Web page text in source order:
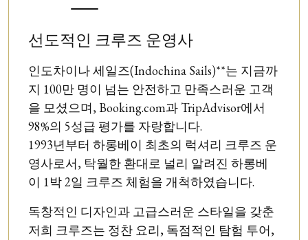
진 공간으로, 자연 원목 인테리어, 라커 마감, 그리
완성되어 있습니다. 선상에는 세계 각국의 요리를
제공하는 파인다이닝 레스토랑, 파노라마 뷰를 감
상할 수 있는 루프탑 바, 바다를 바라보며 여유를
즐길 수 있는 인피니티 풀, 그리고 선두에 위치한
미니 골프 코스까지 갖추어져 있습니다. 이 모든 시
설이 어우러져, 세상에서 가장 아름다운 해상 풍경
속에서 특별한 라이프스타일 경험을 선사합니다.
안목 높은 여행객에게 Indochine Grand는 예술, 문
셔리 항해를 제공합니다.
안전과 평온함을 최우선으로 합니다. 다층 구조의
안전 구난 시스템과 20년 이상의 해양 경험을 지닌
전문 승무원이 함께하며, 모든 항해가 안전하고 완
벽한 여정이 되도록 보장합니다.
선도적인 크루즈 운영사
인도차이나 세일즈(Indochina Sails)**는 지금까
지 100만 명이 넘는 안전하고 만족스러운 고객
을 모셨으며, Booking.com과 TripAdvisor에서
98%의 5성급 평가를 자랑합니다.
1993년부터 하롱베이 최초의 럭셔리 크루즈 운
영사로서, 탁월한 환대로 널리 알려진 하롱베
이 1박 2일 크루즈 체험을 개척하였습니다.
독창적인 디자인과 고급스러운 스타일을 갖춘
저희 크루즈는 정찬 요리, 독점적인 탐험 투어,